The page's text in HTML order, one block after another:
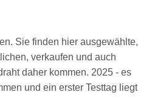
Sie finden hier ausgewählte,
verkaufen und auch
daher kommen. 2025 - es
und ein erster Testtag liegt